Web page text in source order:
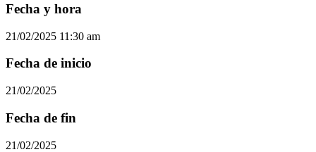
Fecha y hora
21/02/2025 11:30 am
Fecha de inicio
21/02/2025
Fecha de fin
21/02/2025